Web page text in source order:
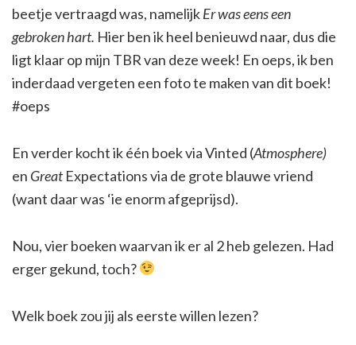
beetje vertraagd was, namelijkEr was eens een
gebroken hart. Hier ben ik heel benieuwd naar, dus die
ligt klaar op mijn TBR van deze week! En oeps, ik ben
inderdaad vergeten een foto te maken van dit boek!
#oeps
En verder kocht ik één boek via Vinted (Atmosphere)
en GreatExpectations via de grote blauwe vriend
(want daar was ‘ie enorm afgeprijsd).
Nou, vier boeken waarvan ik er al 2 heb gelezen. Had
erger gekund, toch?
Welk boek zou jij als eerste willen lezen?